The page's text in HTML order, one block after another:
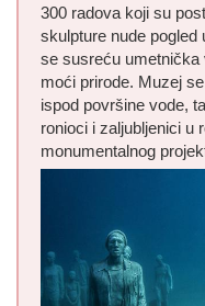
300 radova koji su
skulpture nude pogled
se susreću umetnička
moći prirode. Muzej
ispod površine vode,
ronioci i zaljubljenici u
monumentalnog